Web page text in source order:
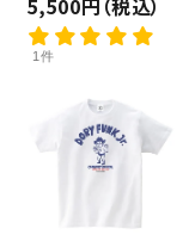
5,500円（税込）
1件